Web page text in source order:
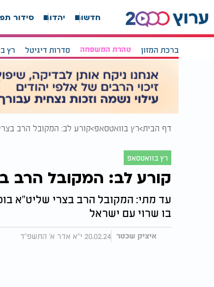
חדשות יהדות סידור
ברכת המזון טהרת המשפחה סדרות דיגיטל רץ
דף הבית רץ בוואטסאפ קורע לב: המקובל הרב
רץ בוואטסאפ
קורע לב: המקובל הרב
עד מתי: המקובל הרב בצרי שליט"א
בו שרוי עם ישראל
איציק שכטר 20.02.24 י"א אדר א' התשפ"ד